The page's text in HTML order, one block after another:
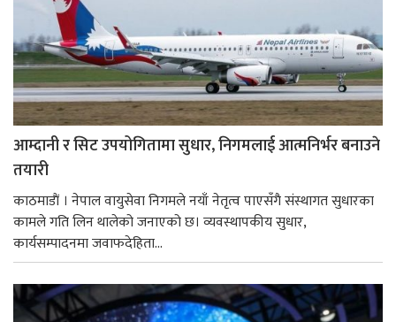
आम्दानी र सिट उपयोगितामा सुधार, निगमलाई आत्मनिर्भर बनाउने
तयारी
काठमाडाैं । नेपाल वायुसेवा निगमले नयाँ नेतृत्व पाएसँगै संस्थागत सुधारका
कामले गति लिन थालेको जनाएको छ। व्यवस्थापकीय सुधार,
कार्यसम्पादनमा जवाफदेहिता...